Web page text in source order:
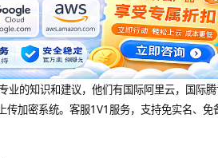
业的知识和建议，他们有国际阿里云，国际
传加密系统。客服1V1服务，支持免实名、免